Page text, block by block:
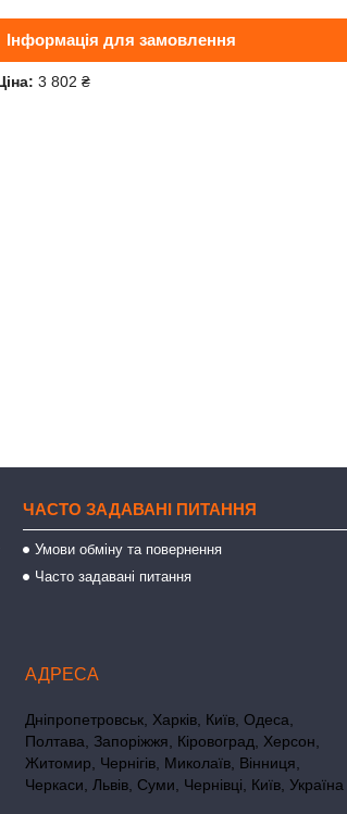
Інформація для замовлення
3 802 ₴
ЧАСТО ЗАДАВАНІ ПИТАННЯ
Умови обміну та повернення
Часто задавані питання
Дніпропетровськ, Харків, Київ, Одеса,
Полтава, Запоріжжя, Кіровоград, Херсон,
Житомир, Чернігів, Миколаїв, Вінниця,
Черкаси, Львів, Суми, Чернівці, Київ, Україна